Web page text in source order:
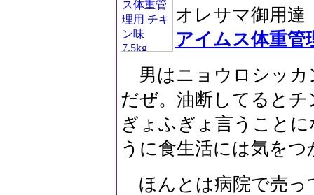
オレサマ御用達
アイムス体重
男はニョウロシッカ
だぜ。油断してると
ぎょふぎょ言うこと
うに食生活には気を
ほんとは病院で売っ